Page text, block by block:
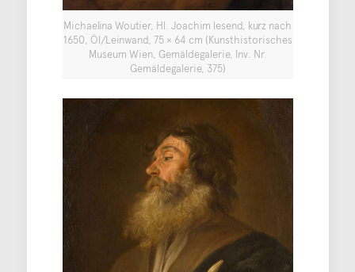
Michaelina Woutier, Hl. Joachim lesend, kurz nach
1650, Öl/Leinwand, 75 × 64 cm (Kunsthistorisches
Museum Wien, Gemäldegalerie, Inv. Nr.
Gemäldegalerie, 375)